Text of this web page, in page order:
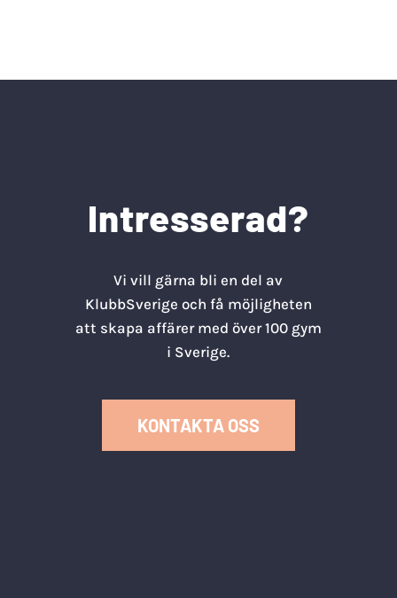
Intresserad?
Vi vill gärna bli en del av
KlubbSverige och få möjligheten
att skapa affärer med över 100 gym
i Sverige.
KONTAKTA OSS